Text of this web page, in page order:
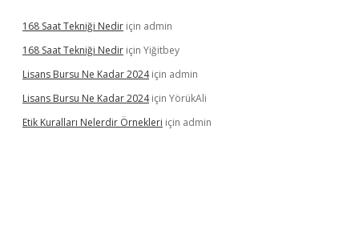
168 Saat Tekniği Nedir için admin
168 Saat Tekniği Nedir için Yiğitbey
Lisans Bursu Ne Kadar 2024için admin
Lisans Bursu Ne Kadar 2024için YörükAli
Etik Kuralları Nelerdir Örnekleri için admin